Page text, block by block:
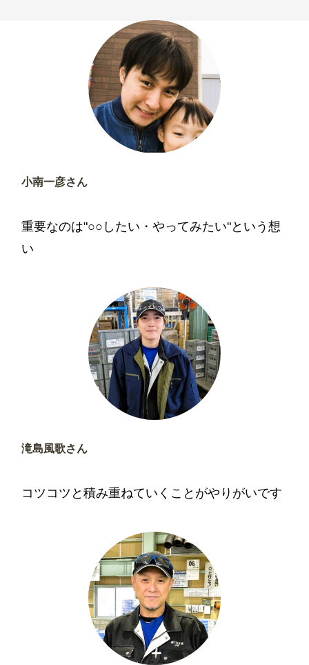
小南一彦さん
重要なのは"○○したい・やってみたい"という想
い
滝島風歌さん
コツコツと積み重ねていくことがやりがいです